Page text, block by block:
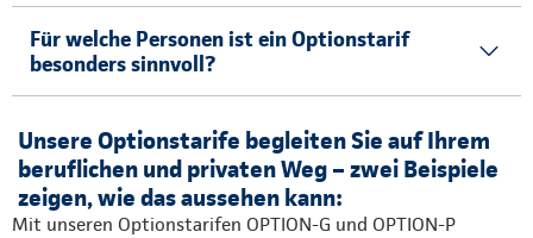
Für welche Personen ist ein Optionstarif
besonders sinnvoll?
Unsere Optionstarife begleiten Sie auf Ihrem
beruflichen und privaten Weg – zwei Beispiele
zeigen, wie das aussehen kann:
Mit unseren Optionstarifen OPTION-G und OPTION-P